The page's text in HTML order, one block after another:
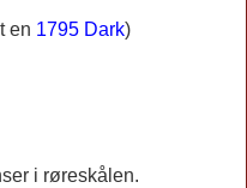
en 1795 Dark)
i røreskålen.